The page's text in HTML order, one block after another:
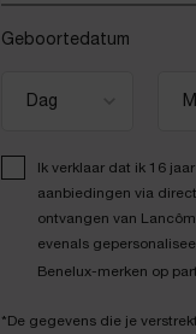
Geboortedatum
Ik verklaar dat ik 16
aanbiedingen via
ontvangen van
evenals
Benelux-merken op
*De gegevens die je